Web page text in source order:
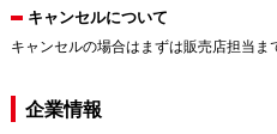
キャンセルについて
キャンセルの場合はまずは販売店担当ま
企業情報